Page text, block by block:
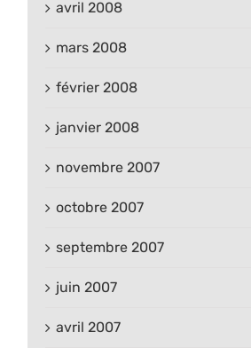
avril 2008
mars 2008
février 2008
janvier 2008
novembre 2007
octobre 2007
septembre 2007
juin 2007
avril 2007